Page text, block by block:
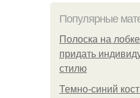
Популярные
Полоска на
придать
стилю
Темно-синий